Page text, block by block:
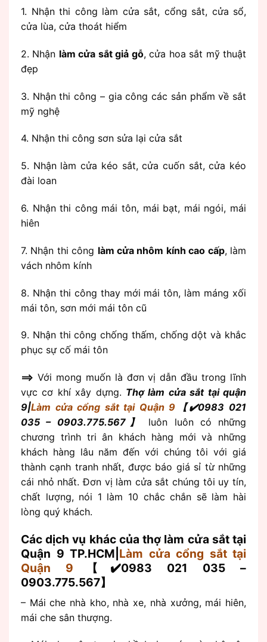
1. Nhận thi công làm cửa sắt, cổng sắt, cửa sổ,
cửa lùa, cửa thoát hiểm
2. Nhận làm cửa sắt giả gỗ, cửa hoa sắt mỹ thuật
đẹp
3. Nhận thi công – gia công các sản phẩm về sắt
mỹ nghệ
4. Nhận thi công sơn sửa lại cửa sắt
5. Nhận làm cửa kéo sắt, cửa cuốn sắt, cửa kéo
đài loan
6. Nhận thi công mái tôn, mái bạt, mái ngói, mái
hiên
7. Nhận thi công làm cửa nhôm kính cao cấp, làm
vách nhôm kính
8. Nhận thi công thay mới mái tôn, làm máng xối
mái tôn, sơn mới mái tôn cũ
9. Nhận thi công chống thấm, chống dột và khắc
phục sự cố mái tôn
==> Với mong muốn là đơn vị dẫn đầu trong lĩnh
vực cơ khí xây dựng. Thợ làm cửa sắt tại quận
9|Làm cửa cổng sắt tại Quận 9 【✔️0983 021
035 – 0903.775.567】 luôn luôn có những
chương trình tri ân khách hàng mới và những
khách hàng lâu năm đến với chúng tôi với giá
thành cạnh tranh nhất, được báo giá sỉ từ những
cái nhỏ nhất. Đơn vị làm cửa sắt chúng tôi uy tín,
chất lượng, nói 1 làm 10 chắc chắn sẽ làm hài
lòng quý khách.
Các dịch vụ khác của thợ làm cửa sắt tại
Quận 9 TP.HCM| Làm cửa cổng sắt tại
Quận 9 【✔️0983 021 035 –
0903.775.567】
– Mái che nhà kho, nhà xe, nhà xưởng, mái hiên,
mái che sân thượng.